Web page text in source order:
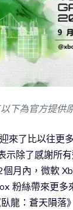
以下為官方提供
來了比以往更
示除了感謝所
月內，微軟
粉絲帶來更多
龍：蒼天隕落